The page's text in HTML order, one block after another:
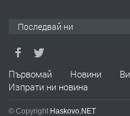
ТЪРСИ
Последвай ни
Първомай Новини
Изпрати ни новина
© Copyright Haskovo.NET